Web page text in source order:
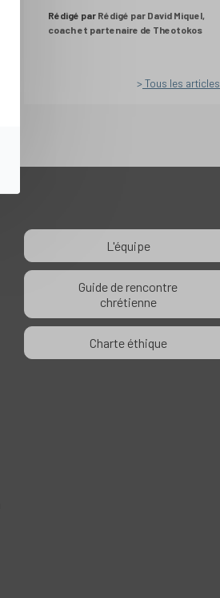
Rédigé par Rédigé par David Miquel,
coach et partenaire de Theotokos
Tous les articles
L'équipe
Guide de rencontre
chrétienne
Charte éthique